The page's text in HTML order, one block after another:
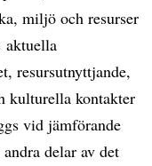
miljö och resurser
resursutnyttjande,
kulturella kontakter
vid jämförande
delar av det